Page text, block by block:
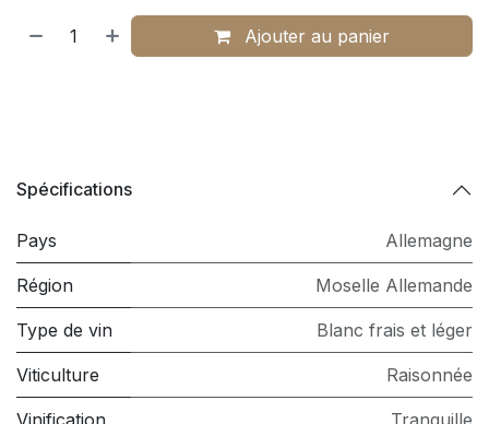
Ajouter au panier
Spécifications
Pays Allemagne
Région Moselle Allemande
Type de vin Blanc frais et léger
Viticulture Raisonnée
Vinification Tranquille